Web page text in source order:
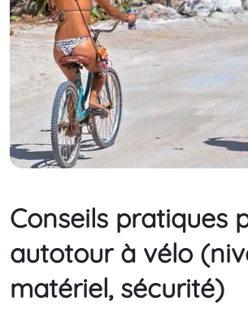
Conseils pratiques
autotour à vélo
matériel, sécurité)